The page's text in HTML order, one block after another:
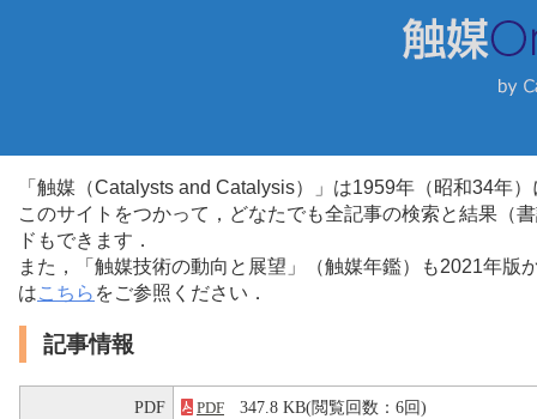
「触媒（Catalysts and Catalysis）」は1959年（昭和34年
このサイトをつかって，どなたでも全記事の検索と結果（
ドもできます．
また，「触媒技術の動向と展望」（触媒年鑑）も2021年
はこちら をご参照ください．
記事情報
PDF PDF 347.8 KB(閲覧回数：6回)